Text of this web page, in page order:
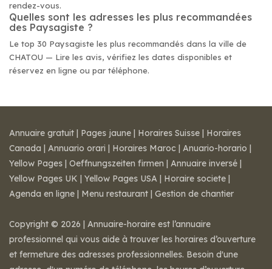
rendez-vous.
Quelles sont les adresses les plus recommandées
des Paysagiste ?
Le top 30 Paysagiste les plus recommandés dans la ville de
CHATOU — Lire les avis, vérifiez les dates disponibles et
réservez en ligne ou par téléphone.
Annuaire gratuit | Pages jaune | Horaires Suisse | Horaires
Canada | Annuario orari | Horaires Maroc | Anuario-horario |
Yellow Pages | Oeffnungszeiten firmen | Annuaire inversé |
Yellow Pages UK | Yellow Pages USA | Horaire societe |
Agenda en ligne | Menu restaurant | Gestion de chantier
Copyright © 2026 | Annuaire-horaire est l’annuaire
professionnel qui vous aide à trouver les horaires d’ouverture
et fermeture des adresses professionnelles. Besoin d'une